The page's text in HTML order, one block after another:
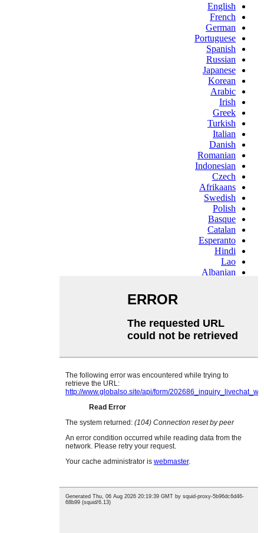
English
French
German
Portuguese
Spanish
Russian
Japanese
Korean
Arabic
Irish
Greek
Turkish
Italian
Danish
Romanian
Indonesian
Czech
Afrikaans
Swedish
Polish
Basque
Catalan
Esperanto
Hindi
Lao
Albanian
Bengali
Bosnian
Cebuano
Corsican
Croatian
Filipino
Frisian
Haitian
Hausa